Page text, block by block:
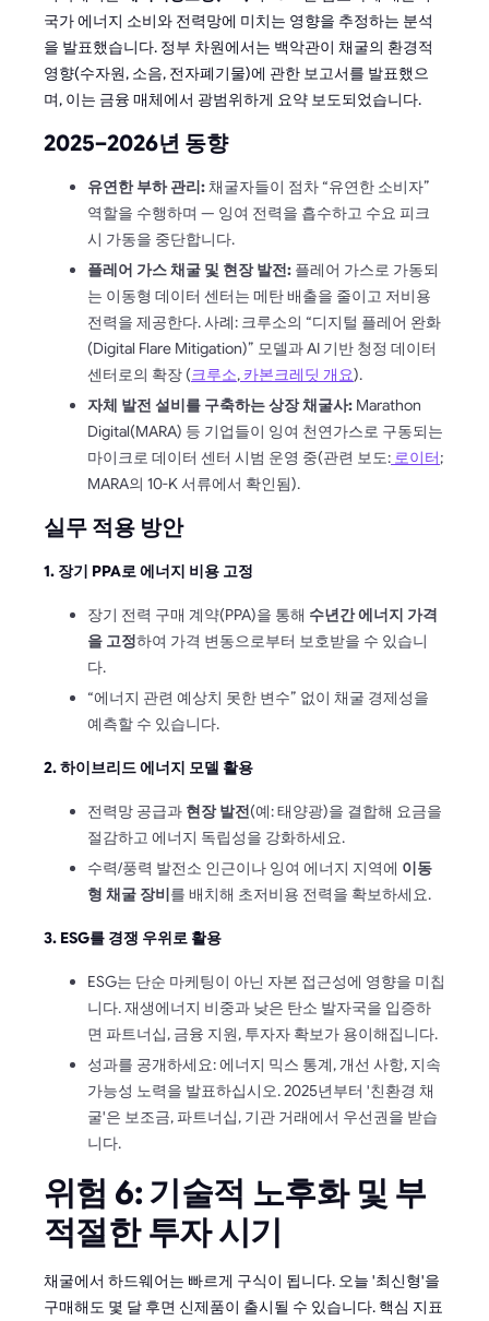
국가 에너지 소비와 전력망에 미치는 영향을 추정하는 분석
을 발표했습니다. 정부 차원에서는 백악관이 채굴의 환경적
영향(수자원, 소음, 전자폐기물)에 관한 보고서를 발표했으
며, 이는 금융 매체에서 광범위하게 요약 보도되었습니다.
2025–2026년 동향
유연한 부하 관리: 채굴자들이 점차 “유연한 소비자”
역할을 수행하며 — 잉여 전력을 흡수하고 수요 피크
시 가동을 중단합니다.
플레어 가스 채굴 및 현장 발전: 플레어 가스로 가동되
는 이동형 데이터 센터는 메탄 배출을 줄이고 저비용
전력을 제공한다. 사례: 크루소의 “디지털 플레어 완화
(Digital Flare Mitigation)” 모델과 AI 기반 청정 데이터
센터로의 확장 (크루소, 카본크레딧 개요).
자체 발전 설비를 구축하는 상장 채굴사: Marathon
Digital(MARA) 등 기업들이 잉여 천연가스로 구동되는
마이크로 데이터 센터 시범 운영 중(관련 보도: 로이터;
MARA의 10-K 서류에서 확인됨).
실무 적용 방안
1. 장기 PPA로 에너지 비용 고정
장기 전력 구매 계약(PPA)을 통해 수년간 에너지 가격
을 고정하여 가격 변동으로부터 보호받을 수 있습니
다.
“에너지 관련 예상치 못한 변수” 없이 채굴 경제성을
예측할 수 있습니다.
2. 하이브리드 에너지 모델 활용
전력망 공급과 현장 발전(예: 태양광)을 결합해 요금을
절감하고 에너지 독립성을 강화하세요.
수력/풍력 발전소 인근이나 잉여 에너지 지역에 이동
형 채굴 장비를 배치해 초저비용 전력을 확보하세요.
3. ESG를 경쟁 우위로 활용
ESG는 단순 마케팅이 아닌 자본 접근성에 영향을 미칩
니다. 재생에너지 비중과 낮은 탄소 발자국을 입증하
면 파트너십, 금융 지원, 투자자 확보가 용이해집니다.
성과를 공개하세요: 에너지 믹스 통계, 개선 사항, 지속
가능성 노력을 발표하십시오. 2025년부터 '친환경 채
굴'은 보조금, 파트너십, 기관 거래에서 우선권을 받습
니다.
위험 6: 기술적 노후화 및 부
적절한 투자 시기
채굴에서 하드웨어는 빠르게 구식이 됩니다. 오늘 '최신형'을
구매해도 몇 달 후면 신제품이 출시될 수 있습니다. 핵심 지표